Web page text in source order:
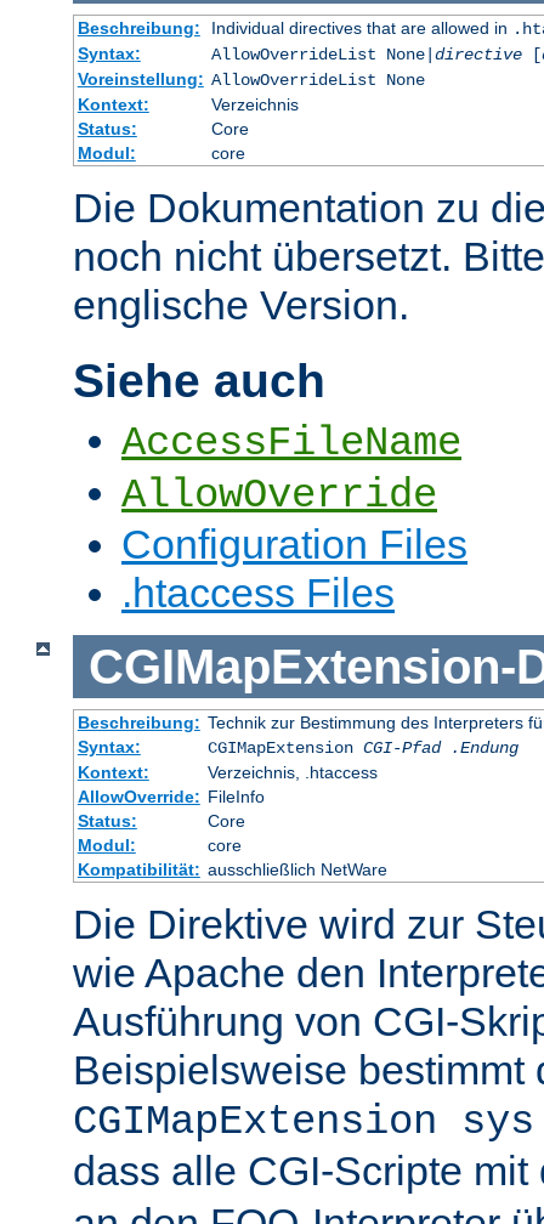
Beschreibung: Individual directives that are allowed in
Syntax:
AllowOverrideList None| directive[
Voreinstellung: AllowOverrideList None
Kontext:
Verzeichnis
Status:
Core
Modul:
core
Die Dokumentation zu
noch nicht übersetzt.
englische Version.
Siehe auch
AccessFileName
AllowOverride
Configuration Files
.htaccess Files
CGIMapExtension-
Beschreibung: Technik zur Bestimmung des Interpreters
Syntax:
CGIMapExtension CGI-Pfad
.Endung
Kontext:
Verzeichnis, .htaccess
AllowOverride: FileInfo
Status:
Core
Modul:
core
Kompatibilität: ausschließlich NetWare
Die Direktive wird zur
wie Apache den
Ausführung von CGI-
Beispielsweise bestimmt
CGIMapExtension
dass alle CGI-Scripte